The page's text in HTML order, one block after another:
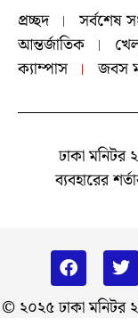
প্রচ্ছদ সর্বশেষ
আন্তর্জাতিক
ক্যাম্পাস
জবস
ঢাকা মনিটর
ব্যবহারের
© ২০২৫ ঢাকা মনিটর